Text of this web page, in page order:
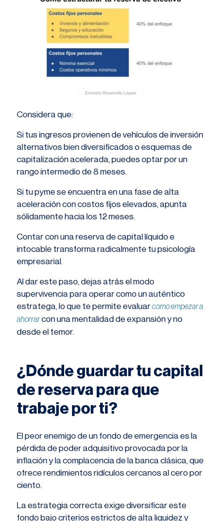
Considera que:
Si tus ingresos provienen de vehículos de inversión
alternativos bien diversificados o esquemas de
capitalización acelerada, puedes optar por un
rango intermedio de 8 meses.
Si tu pyme se encuentra en una fase de alta
aceleración con costos fijos elevados, apunta
sólidamente hacia los 12 meses.
Contar con una reserva de capital líquido e
intocable transforma radicalmente tu psicología
empresarial.
Al dar este paso, dejas atrás el modo
supervivencia para operar como un auténtico
estratega, lo que te permite evaluarcomo empezar a
ahorrarcon una mentalidad de expansión y no
desde el temor.
¿Dónde guardar tu capital
de reserva para que
trabaje por ti?
El peor enemigo de un fondo de emergencia es la
pérdida de poder adquisitivo provocada por la
inflación y la complacencia de la banca clásica, que
ofrece rendimientos ridículos cercanos al cero por
ciento.
La estrategia correcta exige diversificar este
fondo bajo criterios estrictos de alta liquidez y